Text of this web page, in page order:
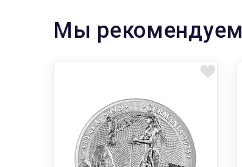
Мы рекомендуем